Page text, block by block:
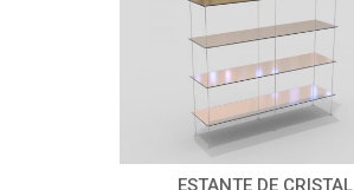
ESTANTE DE CRISTAL